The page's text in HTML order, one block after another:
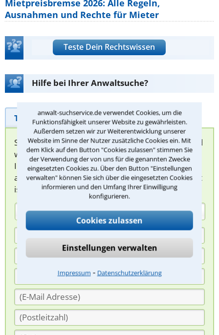
anwalt-suchservice.de verwendet Cookies, um die
Funktionsfähigkeit unserer Website zu gewährleisten.
Außerdem setzen wir zur Weiterentwicklung unserer
Website im Sinne der Nutzer zusätzliche Cookies ein. Mit
dem Klick auf den Button "Cookies zulassen" stimmen Sie
der Verwendung der von uns für die genannten Zwecke
eingesetzten Cookies zu. Über den Button "Einstellungen
verwalten" können Sie sich über die eingesetzten Cookies
informieren und den Umfang Ihrer Einwilligung
konfigurieren.
Cookies zulassen
Einstellungen verwalten
Impressum ⁃ Datenschutzerklärung
Mietpreisbremse 2026: Alle Regeln,
Ausnahmen und Rechte für Mieter
Teste Dein Rechtswissen
Hilfe bei Ihrer Anwaltsuche?
Telefonhilfe Beratungsanfrage
Sie können hier Ihren Fall schildern. Anschließend
werden sich spezialisierte Rechtsanwälte bei
Ihnen melden, um das weitere Vorgehen
abzuklären. Die Rückmeldung durch einen Anwalt
ist für Sie kostenlos.
(Anrede)